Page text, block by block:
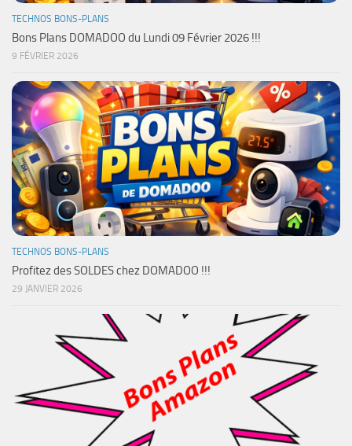
TECHNOS BONS-PLANS
Bons Plans DOMADOO du Lundi 09 Février 2026 !!!
9 FÉVRIER 2026
TECHNOS BONS-PLANS
Profitez des SOLDES chez DOMADOO !!!
29 JANVIER 2026